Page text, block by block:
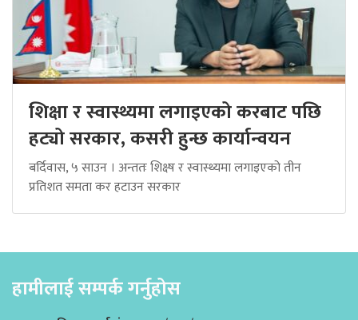
शिक्षा र स्वास्थ्यमा लगाइएको करबाट पछि
हट्यो सरकार, कसरी हुन्छ कार्यान्वयन
बर्दिवास, ५ साउन । अन्ततः शिक्ष्ष र स्वास्थ्यमा लगाइएको तीन
प्रतिशत समता कर हटाउन सरकार
हामीलाई सम्पर्क गर्नुहोस